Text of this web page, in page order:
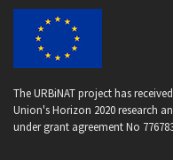
The URBiNAT project has
Union's Horizon 2020 research
under grant agreement No